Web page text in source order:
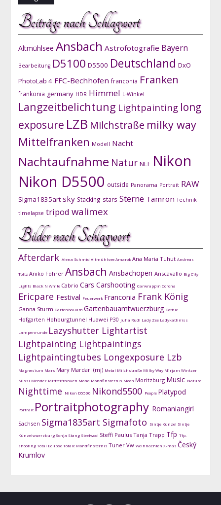
Beiträge nach Schlagwort
Altmühlsee Ansbach Astrofotografie Bayern
Bearbeitung D5100 D5500 Deutschland DxO
PhotoLab 4 FFC-Bechhofen franconia Franken
frankonia germany HDR Himmel L-Winkel
Langzeitbelichtung Lightpainting long
exposure LZB Milchstraße milky way
Mittelfranken Modell Nacht
Nachtaufnahme Natur NEF Nikon
Nikon D5500 outside Panorama Portrait RAW
Sigma1835art sky Stacking stars Sterne Tamron Technik
timelapse tripod walimex
Bilder nach Schlagwort
Afterdark Alena Schmid AltmühlseeAmarokAna Maria Tuhut Andreas
Toltz Aniko Fohrer Ansbach Ansbachopen Anscavallo Big City
Lights Black N White Cabrio Cars Carshooting Carwrappin Corona
Ericpare Festival Feuerwerk Franconia Frank König
Ganna Sturm Gartenbauam Gartenbauamtwuerzburg Gothic
Hofgarten Hohburgtunnel Huawei P30 Julia Rudi Lady Zee Ladykathniss
Lampenrunde Lazyshutter Lightartist
Lightpainting Lightpaintings
Lightpaintingtubes Longexposure Lzb
Magnesium Mars Mary Mardari (mj) Metal Milchstraße Milky Way Mirjam Wintzer
Missi Mendez Mitttelfranken Mond Mondfinsternis Moon Moritzburg Music Nature
Nighttime Nikon D5500 Nikond5500 People Platypod
Portrait Portraitphotography Romaniangirl
Sachsen Sigma1835art Sigmafoto Sintje Künzel Sintje
Künzelwuerzburg Sonja Stang Steelwool Steffi Paulus Tanja Trapp Tfp Tfp-
shootingTotal EclipseTotale Mondfinsternis Tuner Vw Weihnachten X-mas Český
Krumlov